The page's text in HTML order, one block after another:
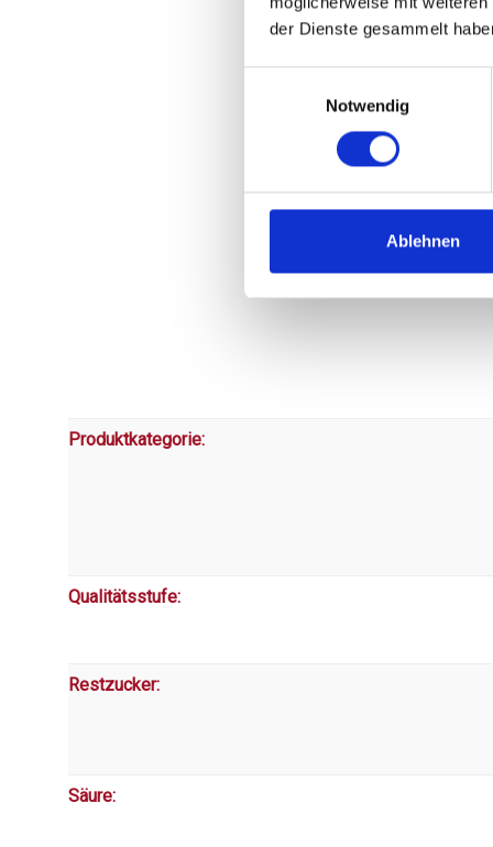
der Dienste gesammelt
Notwendig
Ablehnen
Produktkategorie:
Qualitätsstufe:
Restzucker:
Säure: